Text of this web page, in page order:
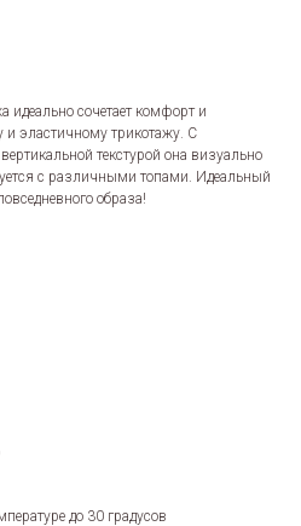
сочетает комфорт и
и эластичному трикотажу. С
текстурой она визуально
с различными топами. Идеальный
образа!
до 30 градусов